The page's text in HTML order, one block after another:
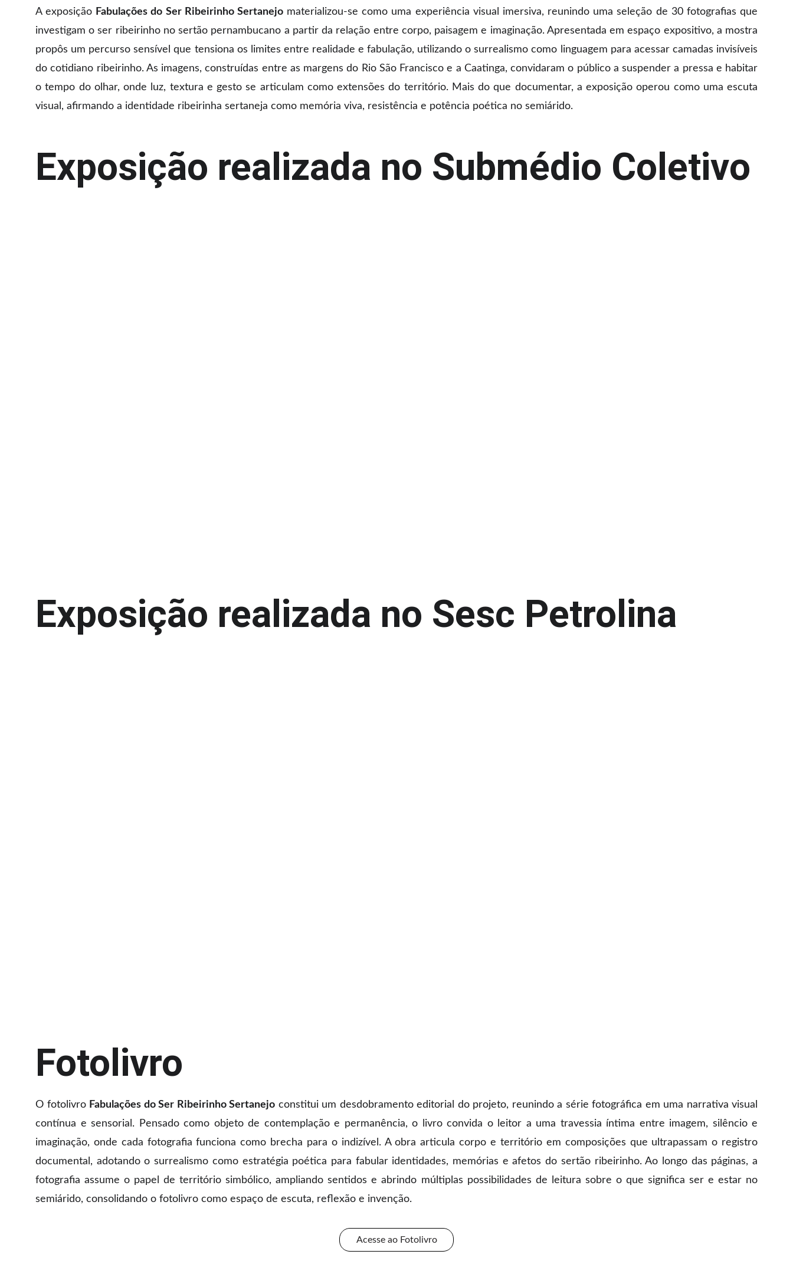
A exposição Fabulações do Ser Ribeirinho Sertanejomaterializou-se como uma experiência visual imersiva, reunindo uma seleção de 30 fotografias que
investigam o ser ribeirinho no sertão pernambucano a partir da relação entre corpo, paisagem e imaginação. Apresentada em espaço expositivo, a mostra
propôs um percurso sensível que tensiona os limites entre realidade e fabulação, utilizando o surrealismo como linguagem para acessar camadas invisíveis
do cotidiano ribeirinho. As imagens, construídas entre as margens do Rio São Francisco e a Caatinga, convidaram o público a suspender a pressa e habitar
o tempo do olhar, onde luz, textura e gesto se articulam como extensões do território. Mais do que documentar, a exposição operou como uma escuta
visual, afirmando a identidade ribeirinha sertaneja como memória viva, resistência e potência poética no semiárido.
Exposição realizada no Submédio Coletivo
Exposição realizada no Sesc Petrolina
Fotolivro
O fotolivro Fabulações do Ser Ribeirinho Sertanejo constitui um desdobramento editorial do projeto, reunindo a série fotográfica em uma narrativa visual
contínua e sensorial. Pensado como objeto de contemplação e permanência, o livro convida o leitor a uma travessia íntima entre imagem, silêncio e
imaginação, onde cada fotografia funciona como brecha para o indizível. A obra articula corpo e território em composições que ultrapassam o registro
documental, adotando o surrealismo como estratégia poética para fabular identidades, memórias e afetos do sertão ribeirinho. Ao longo das páginas, a
fotografia assume o papel de território simbólico, ampliando sentidos e abrindo múltiplas possibilidades de leitura sobre o que significa ser e estar no
semiárido, consolidando o fotolivro como espaço de escuta, reflexão e invenção.
Acesse ao Fotolivro